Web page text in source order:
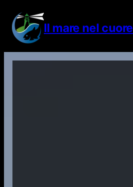
contenuto
Il mare nel cuore